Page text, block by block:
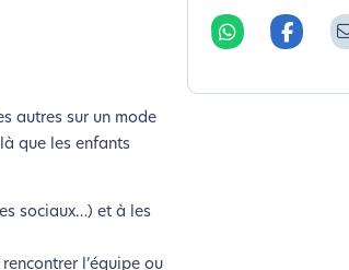
autres sur un mode
que les enfants
sociaux…) et à les
l’équipe ou